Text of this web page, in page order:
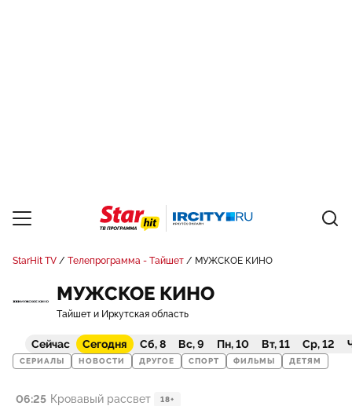
StarHit TV Телепрограмма - Тайшет МУЖСКОЕ КИНО
МУЖСКОЕ КИНО
Тайшет и Иркутская область
Сейчас Сегодня Сб, 8 Вс, 9 Пн, 10 Вт, 11 Ср, 12
СЕРИАЛЫ НОВОСТИ ДРУГОЕ СПОРТ ФИЛЬМЫ ДЕТЯМ
06:25 Кровавый рассвет 18+